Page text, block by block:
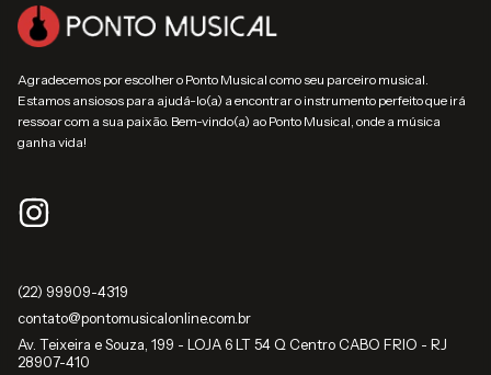
Agradecemos por escolher o Ponto Musical como seu parceiro musical.
Estamos ansiosos para ajudá-lo(a) a encontrar o instrumento perfeito que irá
ressoar com a sua paixão. Bem-vindo(a) ao Ponto Musical, onde a música
ganha vida!
(22) 99909-4319
contato@pontomusicalonline.com.br
Av. Teixeira e Souza, 199 - LOJA 6 LT 54 Q Centro CABO FRIO - RJ
28907-410